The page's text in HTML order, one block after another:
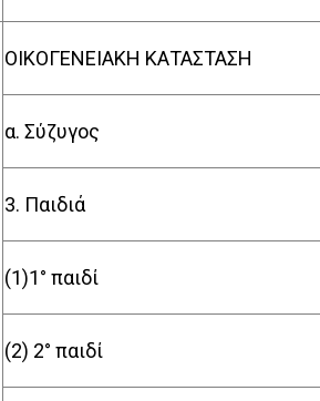
ΟΙΚΟΓΕΝΕΙΑΚΗ ΚΑΤΑΣΤΑΣΗ
α. Σύζυγος
3. Παιδιά
(1)1° παιδί
(2) 2° παιδί